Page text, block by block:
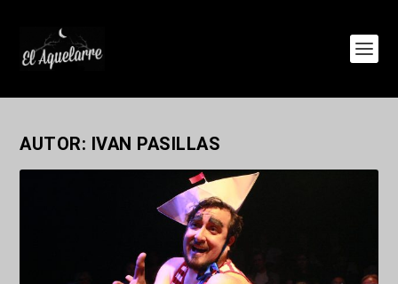
AUTOR: IVAN PASILLAS